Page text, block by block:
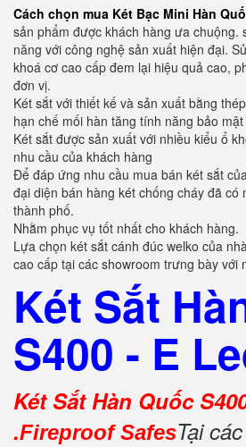
Cách chọn mua Két Bạc Mini Hàn
sản phẩm được khách hàng ưa chuộng.
năng với công nghệ sản xuất hiện đại.
khoá cơ cao cấp đem lại hiệu quả cao,
đơn vị.
Két sắt với thiết kế và sản xuất bằng
hạn chế mối hàn tăng tính năng bảo
Két sắt được sản xuất với nhiều kiểu ổ
nhu cầu của khách hàng
Để đáp ứng nhu cầu mua bán két sắt
đại diện bán hàng két chống cháy đã có
thành phố.
Nhằm phục vụ tốt nhất cho khách hàng.
Lựa chọn két sắt cánh đúc welko của
cao cấp tại các showroom trưng bày với
Két Sắt
S400 - E
Két Sắt Hàn Quốc
.Fireproof SafesTại